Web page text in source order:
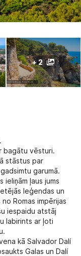
+ 2
bagātu vēsturi.
stāstus par
garumā.
ieliņām ļaus jums
leģendas un
Romas impērijas
iespaidu atstāj
labirints ar ļoti
kā Salvador Dalí
Galas un Dalí